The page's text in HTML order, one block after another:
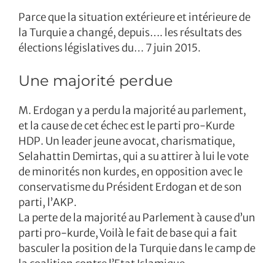
Parce que la situation extérieure et intérieure de
la Turquie a changé, depuis…. les résultats des
élections législatives du… 7 juin 2015.
Une majorité perdue
M. Erdogan y a perdu la majorité au parlement,
et la cause de cet échec est le parti pro-Kurde
HDP. Un leader jeune avocat, charismatique,
Selahattin Demirtas, qui a su attirer à lui le vote
de minorités non kurdes, en opposition avec le
conservatisme du Président Erdogan et de son
parti, l’AKP.
La perte de la majorité au Parlement à cause d’un
parti pro-kurde, Voilà le fait de base qui a fait
basculer la position de la Turquie dans le camp de